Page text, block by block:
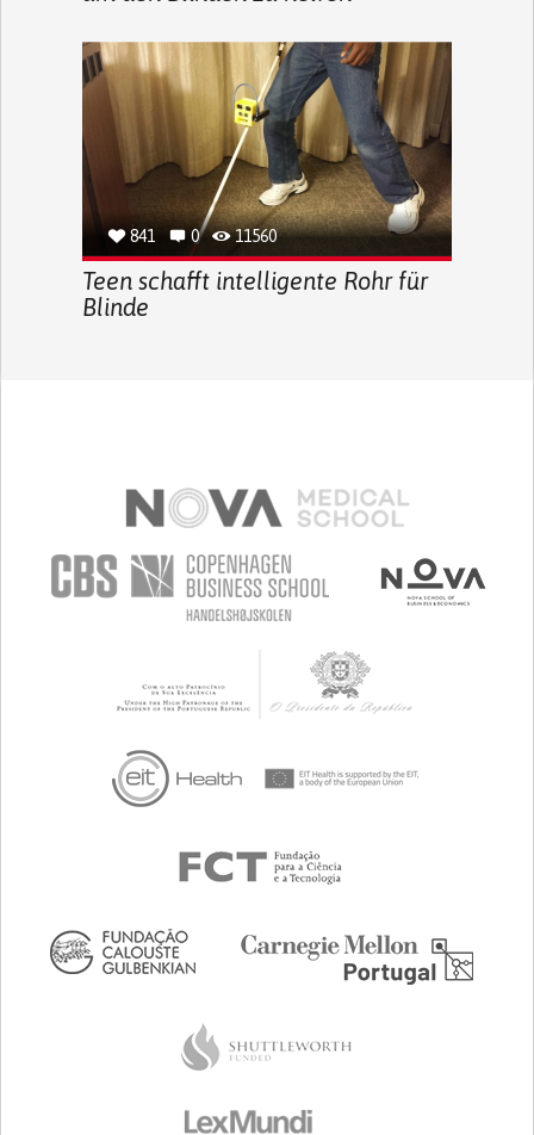
841 0 11560
Teen schafft intelligente Rohr für
Blinde